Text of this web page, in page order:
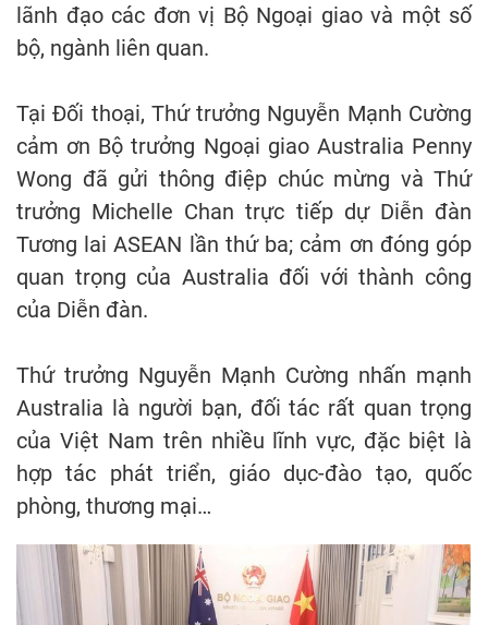
lãnh đạo các đơn vị Bộ Ngoại giao và một số
bộ, ngành liên quan.
Tại Đối thoại, Thứ trưởng Nguyễn Mạnh Cường
cảm ơn Bộ trưởng Ngoại giao Australia Penny
Wong đã gửi thông điệp chúc mừng và Thứ
trưởng Michelle Chan trực tiếp dự Diễn đàn
Tương lai ASEAN lần thứ ba; cảm ơn đóng góp
quan trọng của Australia đối với thành công
của Diễn đàn.
Thứ trưởng Nguyễn Mạnh Cường nhấn mạnh
Australia là người bạn, đối tác rất quan trọng
của Việt Nam trên nhiều lĩnh vực, đặc biệt là
hợp tác phát triển, giáo dục-đào tạo, quốc
phòng, thương mại…